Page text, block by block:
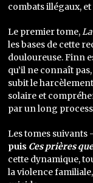
combats illégaux,
Le premier tome,
les bases de cette
douloureuse. Finn
qu’il ne connaît
subit le
solaire et
par un long
Les tomes
puis Ces prières
cette dynamique,
la violence